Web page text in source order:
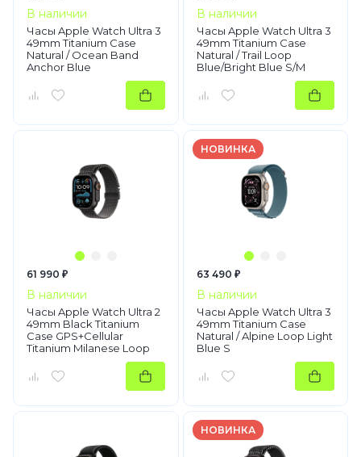
В наличии
Часы Apple Watch Ultra 3
49mm Titanium Case
Natural / Ocean Band
Anchor Blue
В наличии
Часы Apple Watch Ultra 3
49mm Titanium Case
Natural / Trail Loop
Blue/Bright Blue S/M
61 990 ₽
В наличии
Часы Apple Watch Ultra 2
49mm Black Titanium
Case GPS+Cellular
Titanium Milanese Loop
НОВИНКА
63 490 ₽
В наличии
Часы Apple Watch Ultra 3
49mm Titanium Case
Natural / Alpine Loop Light
Blue S
НОВИНКА